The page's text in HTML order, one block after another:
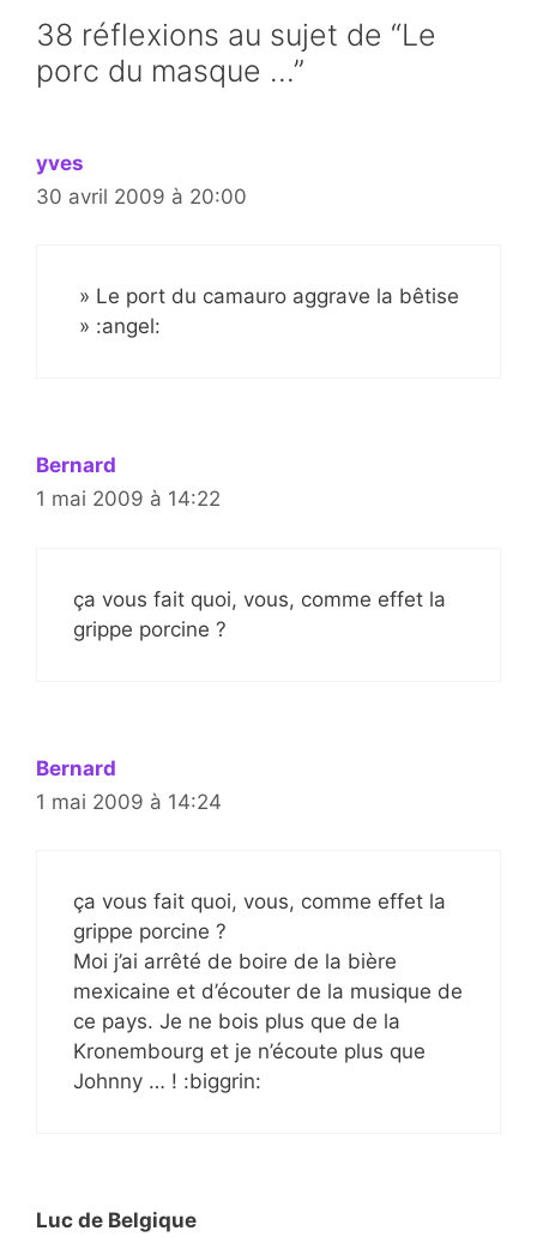
38 réflexions au sujet de “Le
porc du masque …”
yves
30 avril 2009 à 20:00
» Le port du camauro aggrave la bêtise
» :angel:
Bernard
1 mai 2009 à 14:22
ça vous fait quoi, vous, comme effet la
grippe porcine ?
Bernard
1 mai 2009 à 14:24
ça vous fait quoi, vous, comme effet la
grippe porcine ?
Moi j’ai arrêté de boire de la bière
mexicaine et d’écouter de la musique de
ce pays. Je ne bois plus que de la
Kronembourg et je n’écoute plus que
Johnny … ! :biggrin:
Luc de Belgique